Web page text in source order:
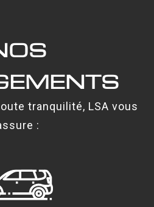
tranquilité, LSA vous
: